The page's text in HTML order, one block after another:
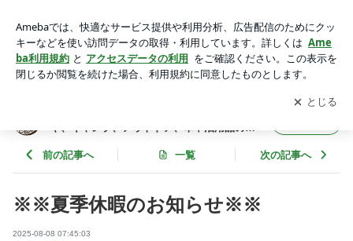
スパーツ等や、キャンプ、アウトドア、車中泊用品の紹介
アプリをダウンロードして ブログの更新通知
を受け取りまし
ょう。
開く
や、キャンプ、アウトドア、車中泊用品の紹
前の記事へ 一覧 次の記事へ
※※夏季休暇のお知らせ※※
2025-08-08 07:45:03